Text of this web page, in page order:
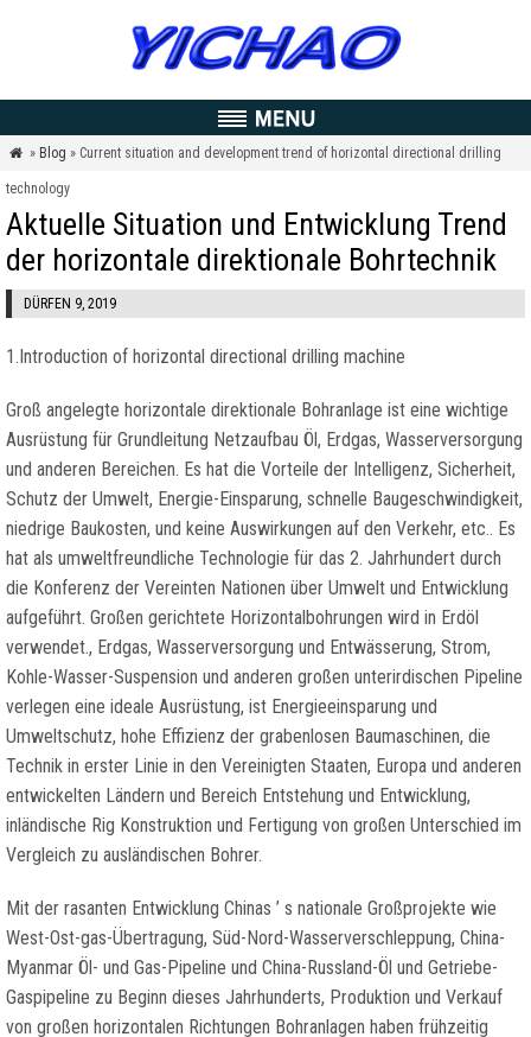
 » Blog » Current situation and development trend of horizontal directional drilling
technology
Aktuelle Situation und Entwicklung Trend
der horizontale direktionale Bohrtechnik
DÜRFEN 9, 2019
1.Introduction of horizontal directional drilling machine
Groß angelegte horizontale direktionale Bohranlage ist eine wichtige
Ausrüstung für Grundleitung Netzaufbau Öl, Erdgas, Wasserversorgung
und anderen Bereichen. Es hat die Vorteile der Intelligenz, Sicherheit,
Schutz der Umwelt, Energie-Einsparung, schnelle Baugeschwindigkeit,
niedrige Baukosten, und keine Auswirkungen auf den Verkehr, etc.. Es
hat als umweltfreundliche Technologie für das 2. Jahrhundert durch
die Konferenz der Vereinten Nationen über Umwelt und Entwicklung
aufgeführt. Großen gerichtete Horizontalbohrungen wird in Erdöl
verwendet., Erdgas, Wasserversorgung und Entwässerung, Strom,
Kohle-Wasser-Suspension und anderen großen unterirdischen Pipeline
verlegen eine ideale Ausrüstung, ist Energieeinsparung und
Umweltschutz, hohe Effizienz der grabenlosen Baumaschinen, die
Technik in erster Linie in den Vereinigten Staaten, Europa und anderen
entwickelten Ländern und Bereich Entstehung und Entwicklung,
inländische Rig Konstruktion und Fertigung von großen Unterschied im
Vergleich zu ausländischen Bohrer.
Mit der rasanten Entwicklung Chinas ’ s nationale Großprojekte wie
West-Ost-gas-Übertragung, Süd-Nord-Wasserverschleppung, China-
Myanmar Öl- und Gas-Pipeline und China-Russland-Öl und Getriebe-
Gaspipeline zu Beginn dieses Jahrhunderts, Produktion und Verkauf
von großen horizontalen Richtungen Bohranlagen haben frühzeitig